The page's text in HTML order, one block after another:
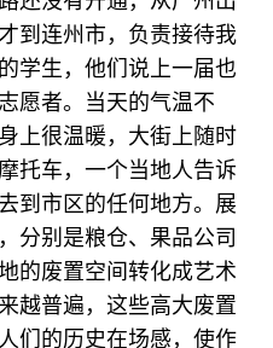
到连州市，负责接待我
学生，他们说上一届也
愿者。当天的气温不
上很温暖，大街上随时
托车，一个当地人告诉
到市区的任何地方。展
分别是粮仓、果品公司
的废置空间转化成艺术
越普遍，这些高大废置
们的历史在场感，使作